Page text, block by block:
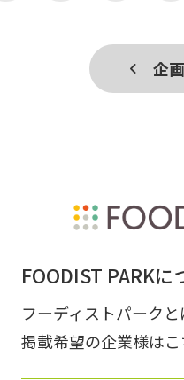
企
FOODIST PARKに
フーディストパークと
掲載希望の企業様はこ